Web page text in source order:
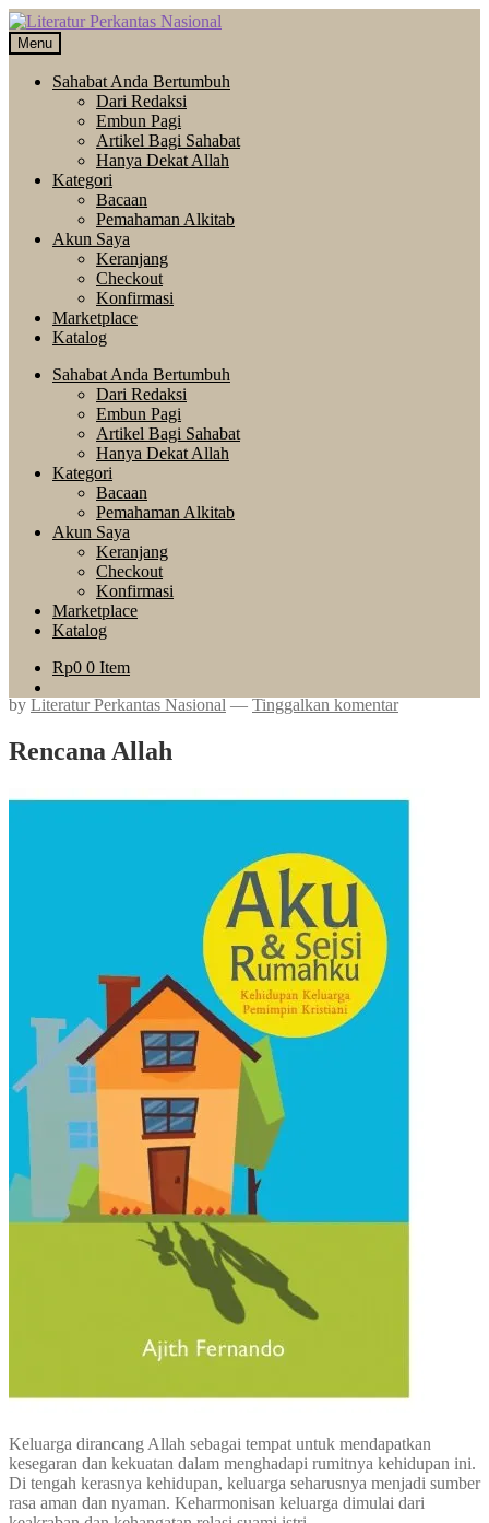
Skip
to
navigation
Langsung
ke
isi
Menu
Sahabat Anda Bertumbuh
Dari Redaksi
Embun Pagi
Artikel Bagi Sahabat
Hanya Dekat Allah
Kategori
Bacaan
Pemahaman Alkitab
Akun Saya
Keranjang
Checkout
Konfirmasi
Marketplace
Katalog
Sahabat Anda Bertumbuh
Dari Redaksi
Embun Pagi
Artikel Bagi Sahabat
Hanya Dekat Allah
Kategori
Bacaan
Pemahaman Alkitab
Akun Saya
Keranjang
Checkout
Konfirmasi
Marketplace
Katalog
Rp0 0 Item
by Literatur Perkantas Nasional — Tinggalkan komentar
Rencana Allah
Keluarga dirancang Allah sebagai tempat untuk mendapatkan
kesegaran dan kekuatan dalam menghadapi rumitnya kehidupan ini.
Di tengah kerasnya kehidupan, keluarga seharusnya menjadi sumber
rasa aman dan nyaman. Keharmonisan keluarga dimulai dari